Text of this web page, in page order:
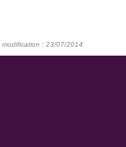
modification : 23/07/2014